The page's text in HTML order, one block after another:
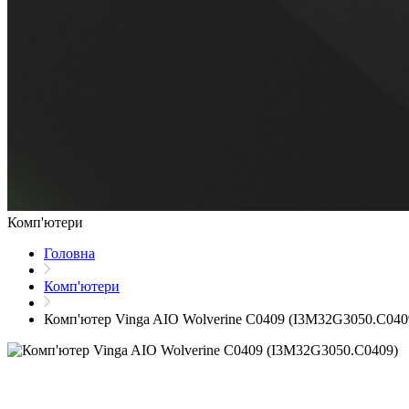
Комп'ютери
Головна
Комп'ютери
Комп'ютер Vinga AIO Wolverine C0409